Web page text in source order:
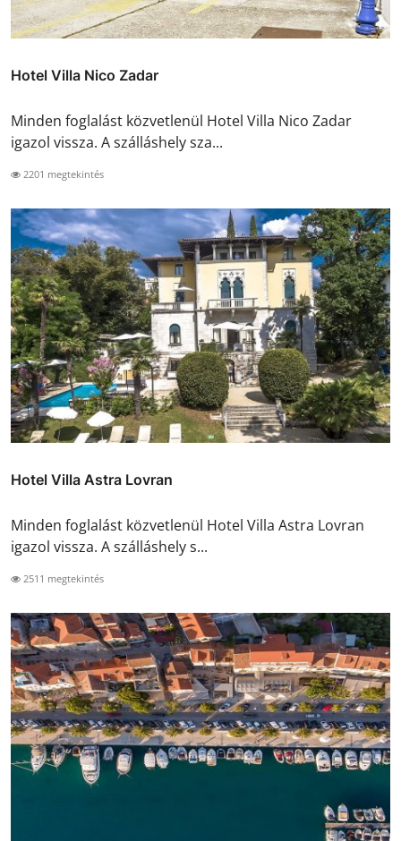
Hotel Villa Nico Zadar
Minden foglalást közvetlenül Hotel Villa Nico Zadar
igazol vissza. A szálláshely sza...
2201 megtekintés
Hotel Villa Astra Lovran
Minden foglalást közvetlenül Hotel Villa Astra Lovran
igazol vissza. A szálláshely s...
2511 megtekintés